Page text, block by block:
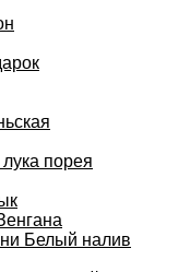
порея
Белый налив